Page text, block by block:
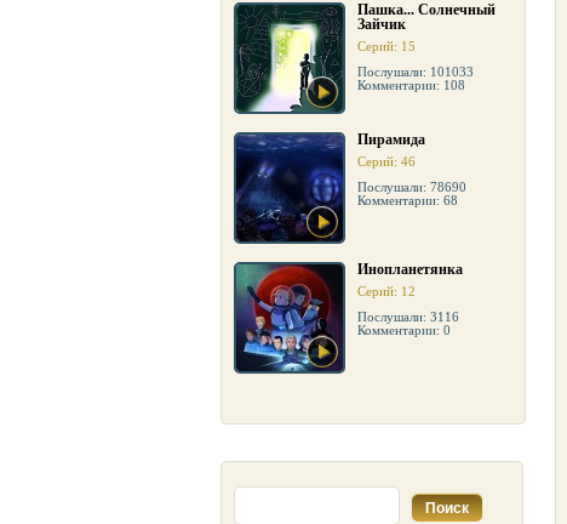
Пашка... Солнечный
Зайчик
Серий: 15
Послушали: 101033
Комментарии: 108
Пирамида
Серий: 46
Послушали: 78690
Комментарии: 68
Инопланетянка
Серий: 12
Послушали: 3116
Комментарии: 0